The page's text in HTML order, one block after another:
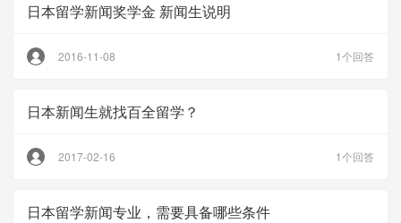
日本留学新闻奖学金 新闻生说明
2016-11-08 1个回答
日本新闻生就找百全留学？
2017-02-16 1个回答
日本留学新闻专业，需要具备哪些条件